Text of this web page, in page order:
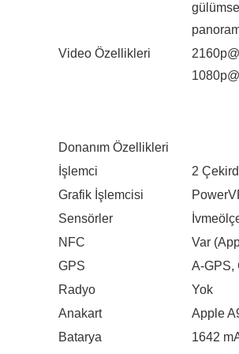
Video Özellikleri
Donanım Özellikleri
İşlemci
2
Grafik İşlemcisi
Sensörler
NFC
Var
GPS
A-GPS,
Radyo
Yok
Anakart
Apple
Batarya
1642